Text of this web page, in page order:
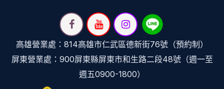
高雄營業處：814高雄市仁武區德新街76號（預約制）
屏東營業處：900屏東縣屏東市和生路二段48號（週一至
週五0900-1800）